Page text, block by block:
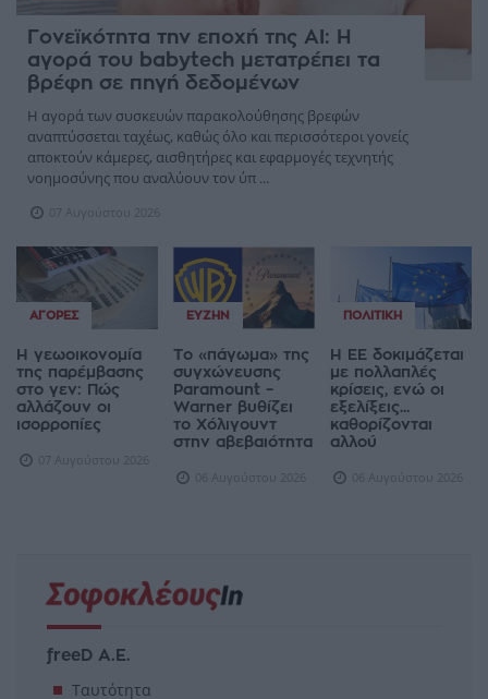
Γονεϊκότητα την εποχή της AI: Η
αγορά του babytech μετατρέπει τα
βρέφη σε πηγή δεδομένων
Η αγορά των συσκευών παρακολούθησης βρεφών
αναπτύσσεται ταχέως, καθώς όλο και περισσότεροι γονείς
αποκτούν κάμερες, αισθητήρες και εφαρμογές τεχνητής
νοημοσύνης που αναλύουν τον ύπ ...
07 Αυγούστου 2026
ΑΓΟΡΈΣ
Η γεωοικονομία
της παρέμβασης
στο γεν: Πώς
αλλάζουν οι
ισορροπίες
07 Αυγούστου 2026
ΕΥΖΗΝ
Το «πάγωμα» της
συγχώνευσης
Paramount –
Warner βυθίζει
το Χόλιγουντ
στην αβεβαιότητα
06 Αυγούστου 2026
ΠΟΛΙΤΙΚΉ
Η ΕΕ δοκιμάζεται
με πολλαπλές
κρίσεις, ενώ οι
εξελίξεις...
καθορίζονται
αλλού
06 Αυγούστου 2026